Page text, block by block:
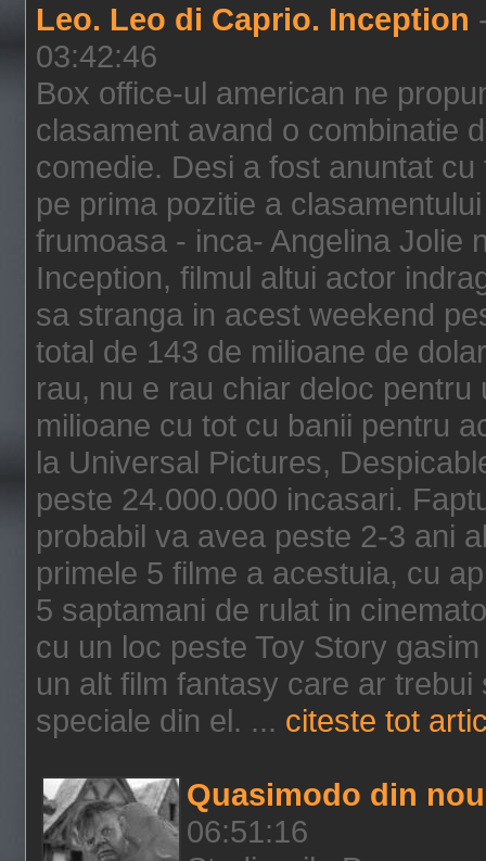
Leo. Leo di Caprio. Inception
03:42:46
Box office-ul american ne
clasament avand o combinatie
comedie. Desi a fost anuntat
pe prima pozitie a
frumoasa - inca- Angelina Jolie
Inception, filmul altui actor
sa stranga in acest weekend
total de 143 de milioane de
rau, nu e rau chiar deloc
milioane cu tot cu banii pentru
la Universal Pictures,
peste 24.000.000 incasari.
probabil va avea peste 2-3 ani
primele 5 filme a acestuia, cu
5 saptamani de rulat in
cu un loc peste Toy Story
un alt film fantasy care ar
speciale din el. ... citeste tot
Quasimodo din
06:51:16